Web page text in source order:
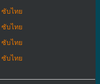
ซับไทย
ซับไทย
ซับไทย
ซับไทย